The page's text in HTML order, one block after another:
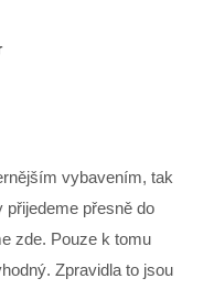
vybavením, tak
přijedeme přesně do
zde. Pouze k tomu
Zpravidla to jsou